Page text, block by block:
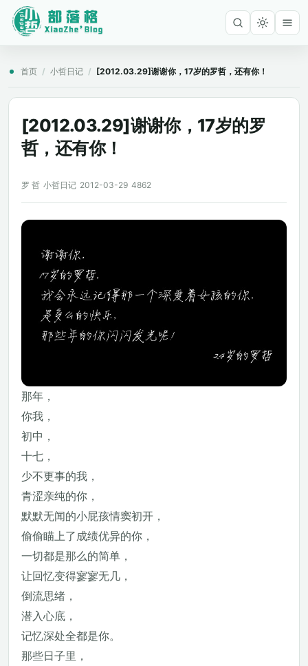
首页 / 小哲日记 / [2012.03.29]谢谢你，17岁的罗哲，还有你！
[2012.03.29]谢谢你，17岁的罗
哲，还有你！
罗 哲 小哲日记 2012-03-29 4862
那年，
你我，
初中，
十七，
少不更事的我，
青涩亲纯的你，
默默无闻的小屁孩情窦初开，
偷偷瞄上了成绩优异的你，
一切都是那么的简单，
让回忆变得寥寥无几，
倒流思绪，
潜入心底，
记忆深处全都是你。
那些日子里，